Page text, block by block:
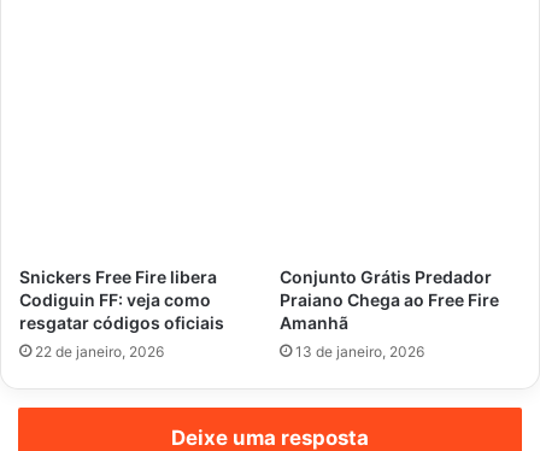
Snickers Free Fire libera
Codiguin FF: veja como
resgatar códigos oficiais
22 de janeiro, 2026
Conjunto Grátis Predador
Praiano Chega ao Free Fire
Amanhã
13 de janeiro, 2026
Deixe uma resposta